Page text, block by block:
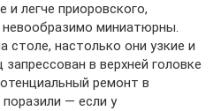
легче приоровского,
миниатюрны.
настолько они узкие и
в верхней головке
ремонт в
— если у